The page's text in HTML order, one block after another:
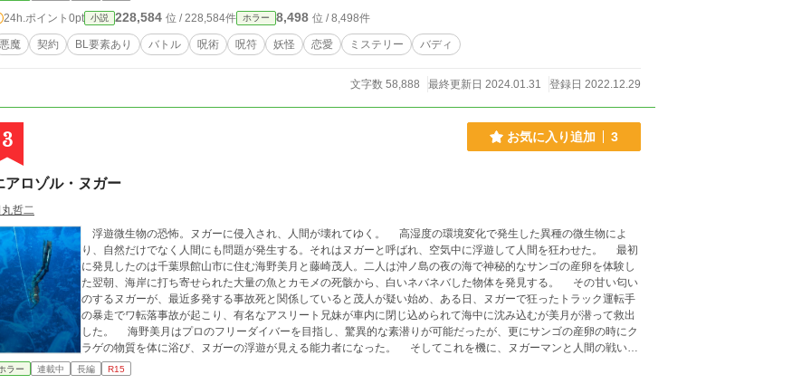
24h.ポイント 0pt 小説 228,584 位 / 228,584件 ホラー 8,498 位 / 8,498件
悪魔 契約 BL要素あり バトル 呪術 呪符 妖怪 恋愛 ミステリー バディ
文字数 58,888 最終更新日 2024.01.31 登録日 2022.12.29
3 お気に入り追加 3
アロゾル・ヌガー
哲二
浮遊微生物の恐怖。ヌガーに侵入され、人間が壊れてゆく。 高湿度の環境変化で発生した異種の微生物によ
り、自然だけでなく人間にも問題が発生する。それはヌガーと呼ばれ、空気中に浮遊して人間を狂わせた。 最初
に発見したのは千葉県館山市に住む海野美月と藤崎茂人。二人は沖ノ島の夜の海で神秘的なサンゴの産卵を体験し
た翌朝、海岸に打ち寄せられた大量の魚とカモメの死骸から、白いネバネバした物体を発見する。 その甘い匂い
のするヌガーが、最近多発する事故死と関係していると茂人が疑い始め、ある日、ヌガーで狂ったトラック運転手
の暴走でワ転落事故が起こり、有名なアスリート兄妹が車内に閉じ込められて海中に沈み込むが美月が潜って救出
した。 海野美月はプロのフリーダイバーを目指し、驚異的な素潜りが可能だったが、更にサンゴの産卵の時にク
ラゲの物質を体に浴び、ヌガーの浮遊が見える能力者になった。 そしてこれを機に、ヌガーマンと人間の戦いが
高坂三兄弟と美月と茂人を中心にして繰り広げられる。しかしヌガーの感染者は世界的にも増え、人間の尊厳が失
ラー 連載中 長編 R15